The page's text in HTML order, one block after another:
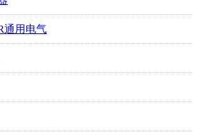
通用电气